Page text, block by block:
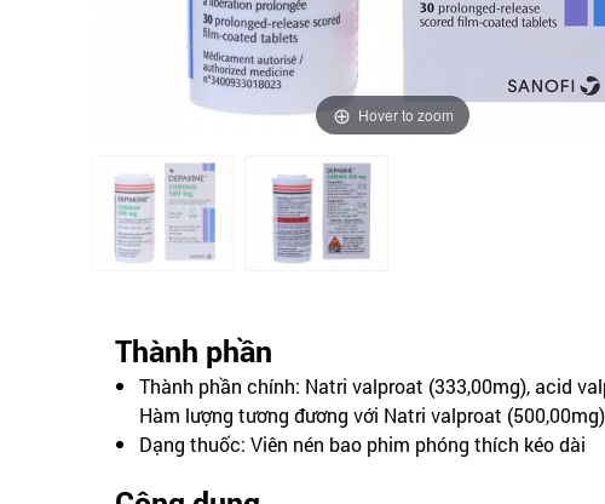
Hover to zoom
Thành phần
Thành phần chính: Natri valproat (333,00mg), acid
Hàm lượng tương đương với Natri valproat (500,00mg)
Dạng thuốc: Viên nén bao phim phóng thích kéo dài